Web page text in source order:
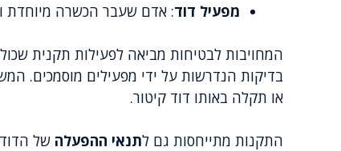
מפעיל דוד: אדם שעבר הכשרה מיוחדת
המחויבות לבטיחות מביאה לפעילות תקנית
בדיקות הנדרשות על ידי מפעילים מוסמכים.
או תקלה באותו דוד קיטור.
התקנות מתייחסות גם לתנאי ההפעלה של